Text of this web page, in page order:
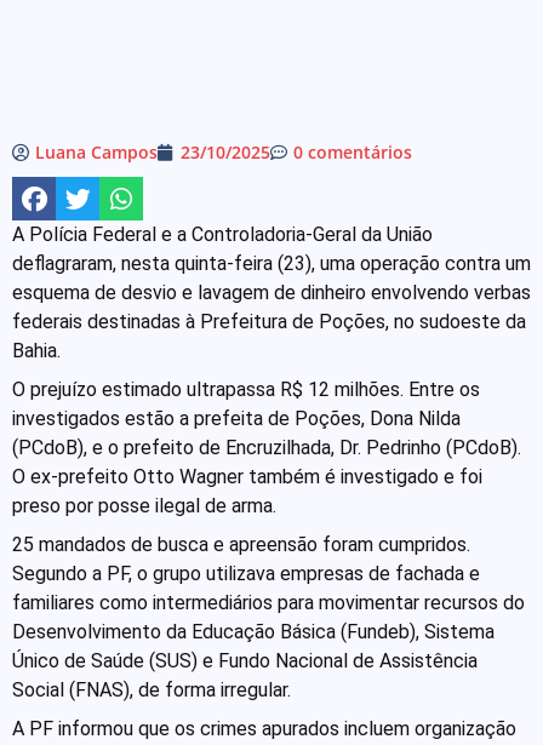
Luana Campos 23/10/2025 0 comentários
A Polícia Federal e a Controladoria-Geral da União
deflagraram, nesta quinta-feira (23), uma operação contra um
esquema de desvio e lavagem de dinheiro envolvendo verbas
federais destinadas à Prefeitura de Poções, no sudoeste da
Bahia.
O prejuízo estimado ultrapassa R$ 12 milhões. Entre os
investigados estão a prefeita de Poções, Dona Nilda
(PCdoB), e o prefeito de Encruzilhada, Dr. Pedrinho (PCdoB).
O ex-prefeito Otto Wagner também é investigado e foi
preso por posse ilegal de arma.
25 mandados de busca e apreensão foram cumpridos.
Segundo a PF, o grupo utilizava empresas de fachada e
familiares como intermediários para movimentar recursos do
Desenvolvimento da Educação Básica (Fundeb), Sistema
Único de Saúde (SUS) e Fundo Nacional de Assistência
Social (FNAS), de forma irregular.
A PF informou que os crimes apurados incluem organização